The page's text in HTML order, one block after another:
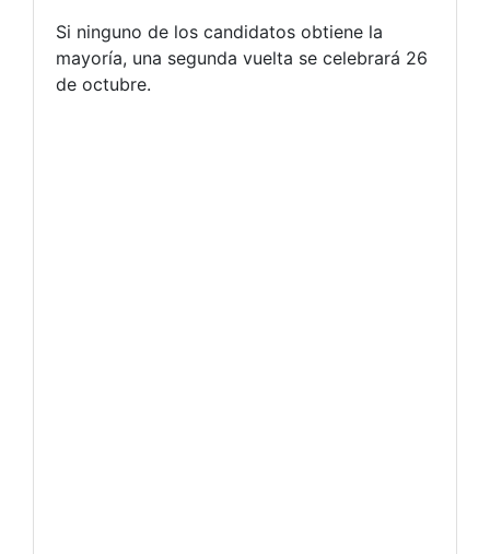
Si ninguno de los candidatos obtiene la
mayoría, una segunda vuelta se celebrará 26
de octubre.